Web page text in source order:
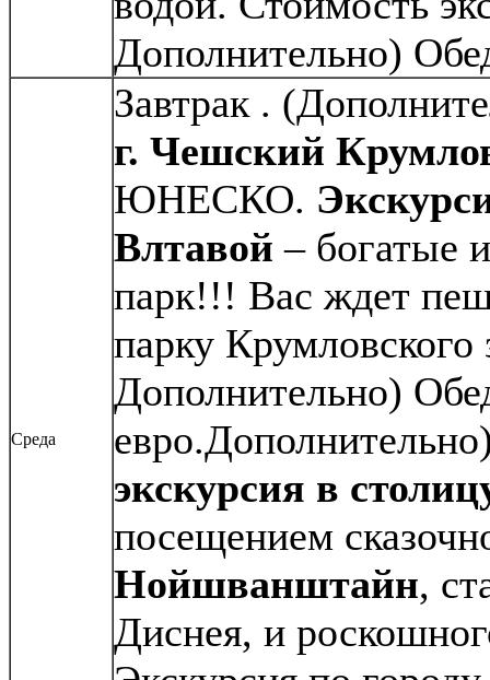
Дополнительно)
Среда
Завтрак .
г. Чешский
ЮНЕСКО.
Влтавой – богатые
парк!!! Вас ждет
парку
Дополнительно)
экскурсия в
посещением
Нойшванштайн,
Диснея, и